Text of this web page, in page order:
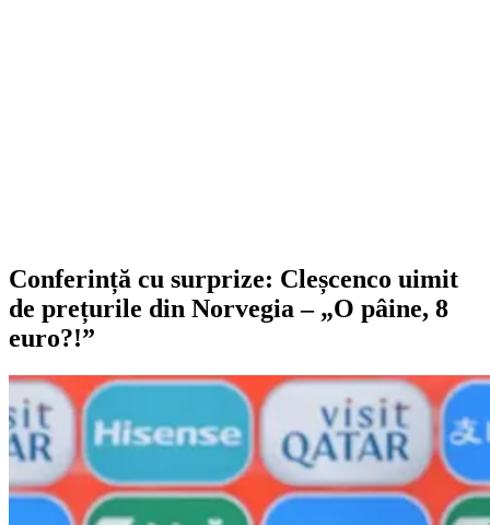
Conferință cu surprize: Cleșcenco uimit
de prețurile din Norvegia – „O pâine, 8
euro?!”